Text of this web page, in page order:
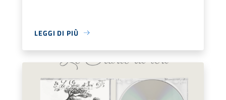
LEGGI DI PIÙ